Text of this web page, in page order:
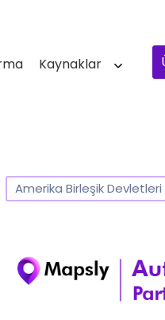
Kaynaklar
Amerika Birleşik Devletleri